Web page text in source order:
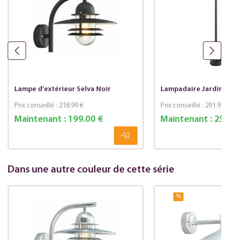
Lampe d'extérieur Selva Noir
Maintenant :199.00 €
Prix conseillé : 218.99 €
Lampadaire Jardin
Maintenant :
Prix conseillé : 291.99 €
Dans une autre couleur de cette série
%